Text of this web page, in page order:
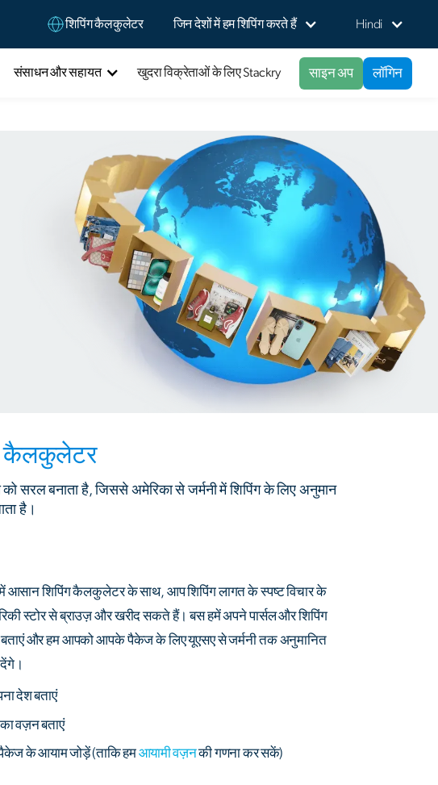
शिपिंग कैलकुलेटर जिन देशों में हम शिपिंग करते हैं Hindi
संसाधन और सहायत खुदरा विक्रेताओं के लिए Stackry साइन अप लॉगिन
कैलकुलेटर
सरल बनाता है, जिससे अमेरिका से जर्मनी में शिपिंग के लिए अनुमान
है।
में आसान शिपिंग कैलकुलेटर के साथ, आप शिपिंग लागत के स्पष्ट विचार के
स्टोर से ब्राउज़ और खरीद सकते हैं। बस हमें अपने पार्सल और शिपिंग
बताएं और हम आपको आपके पैकेज के लिए यूएसए से जर्मनी तक अनुमानित
देश बताएं
वज़न बताएं
के आयाम जोड़ें(ताकि हमआयामी वज़नकी गणना कर सकें)